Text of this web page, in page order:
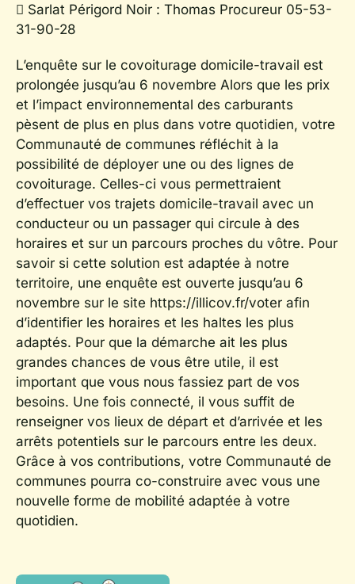
 Sarlat Périgord Noir : Thomas Procureur 05-53-
31-90-28
L’enquête sur le covoiturage domicile-travail est
prolongée jusqu’au 6 novembre Alors que les prix
et l’impact environnemental des carburants
pèsent de plus en plus dans votre quotidien, votre
Communauté de communes réfléchit à la
possibilité de déployer une ou des lignes de
covoiturage. Celles-ci vous permettraient
d’effectuer vos trajets domicile-travail avec un
conducteur ou un passager qui circule à des
horaires et sur un parcours proches du vôtre. Pour
savoir si cette solution est adaptée à notre
territoire, une enquête est ouverte jusqu’au 6
novembre sur le site https://illicov.fr/voter afin
d’identifier les horaires et les haltes les plus
adaptés. Pour que la démarche ait les plus
grandes chances de vous être utile, il est
important que vous nous fassiez part de vos
besoins. Une fois connecté, il vous suffit de
renseigner vos lieux de départ et d’arrivée et les
arrêts potentiels sur le parcours entre les deux.
Grâce à vos contributions, votre Communauté de
communes pourra co-construire avec vous une
nouvelle forme de mobilité adaptée à votre
quotidien.